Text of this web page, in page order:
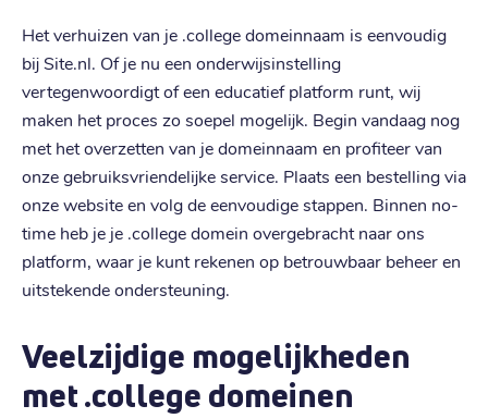
Het verhuizen van je .college domeinnaam is eenvoudig
bij Site.nl. Of je nu een onderwijsinstelling
vertegenwoordigt of een educatief platform runt, wij
maken het proces zo soepel mogelijk. Begin vandaag nog
met het overzetten van je domeinnaam en profiteer van
onze gebruiksvriendelijke service. Plaats een bestelling via
onze website en volg de eenvoudige stappen. Binnen no-
time heb je je .college domein overgebracht naar ons
platform, waar je kunt rekenen op betrouwbaar beheer en
uitstekende ondersteuning.
Veelzijdige mogelijkheden
met .college domeinen